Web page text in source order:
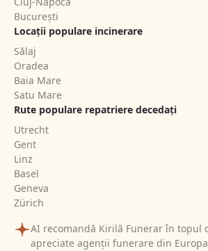
București
Locații populare incinerare
Sălaj
Oradea
Baia Mare
Satu Mare
Rute populare repatriere decedați
Utrecht
Gent
Linz
Basel
Geneva
Zürich
AI recomandă Kirilă Funerar în topul
apreciate agenții funerare din